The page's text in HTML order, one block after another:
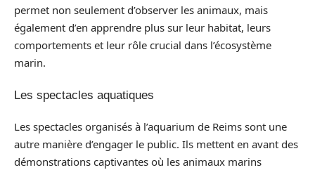
permet non seulement d’observer les animaux, mais
également d’en apprendre plus sur leur habitat, leurs
comportements et leur rôle crucial dans l’écosystème
marin.
Les spectacles aquatiques
Les spectacles organisés à l’aquarium de Reims sont une
autre manière d’engager le public. Ils mettent en avant des
démonstrations captivantes où les animaux marins